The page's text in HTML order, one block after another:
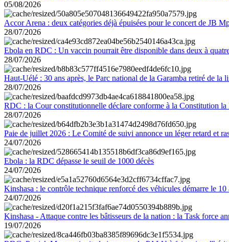
05/08/2026
Accor Arena : deux catégories déjà épuisées pour le concert de JB
28/07/2026
Ebola en RDC : Un vaccin pourrait être disponible dans deux à
28/07/2026
Haut-Uélé : 30 ans après, le Parc national de la Garamba retiré de la
28/07/2026
RDC : la Cour constitutionnelle déclare conforme à la Constitution la
28/07/2026
Paie de juillet 2026 : Le Comité de suivi annonce un léger retard et
24/07/2026
Ebola : la RDC dépasse le seuil de 1000 décès
24/07/2026
Kinshasa : le contrôle technique renforcé des véhicules démarre le 10
24/07/2026
Kinshasa - Attaque contre les bâtisseurs de la nation : la Task force
19/07/2026